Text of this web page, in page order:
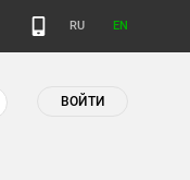
RU EN
ВОЙТИ